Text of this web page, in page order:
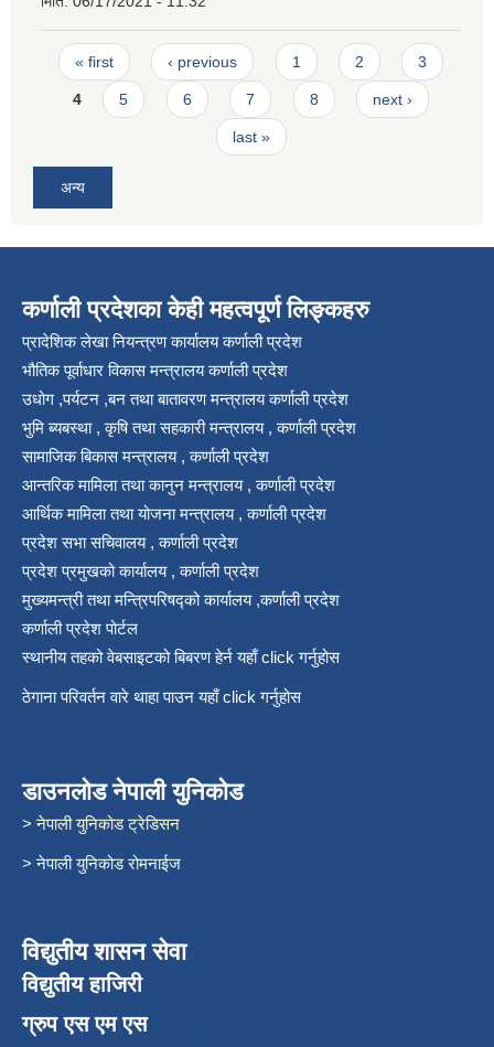
Pages
« first ‹ previous 1 2 3
4 5 6 7 8 next ›
last »
अन्य
कर्णाली प्रदेशका केही महत्वपूर्ण लिङ्कहरु
प्रादेशिक लेखा नियन्त्रण कार्यालय कर्णाली प्रदेश
भौतिक पूर्वाधार विकास मन्त्रालय कर्णाली प्रदेश
उधोग ,पर्यटन ,बन तथा बातावरण मन्त्रालय कर्णाली प्रदेश
भुमि ब्यबस्था , कृषि तथा सहकारी मन्त्रालय , कर्णाली प्रदेश
सामाजिक बिकास मन्त्रालय , कर्णाली प्रदेश
आन्तरिक मामिला तथा कानुन मन्त्रालय , कर्णाली प्रदेश
आर्थिक मामिला तथा योजना मन्त्रालय , कर्णाली प्रदेश
प्रदेश सभा सचिवालय , कर्णाली प्रदेश
प्रदेश प्रमुखको कार्यालय , कर्णाली प्रदेश
मुख्यमन्त्री तथा मन्त्रिपरिषद्को कार्यालय ,कर्णाली प्रदेश
कर्णाली प्रदेश पोर्टल
स्थानीय तहको वेबसाइटको बिबरण हेर्न यहाँ click गर्नुहोस
ठेगाना परिवर्तन वारे थाहा पाउन यहाँ click गर्नुहोस
डाउनलोड नेपाली युनिकोड
> नेपाली युनिकोड ट्रेडिसन
> नेपाली युनिकोड रोमनाईज
विद्युतीय शासन सेवा
विद्युतीय हाजिरी
ग्रुप एस एम एस